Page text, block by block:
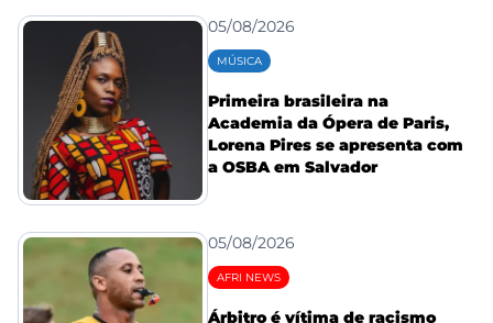
05/08/2026
MÚSICA
Primeira brasileira na
Academia da Ópera de Paris,
Lorena Pires se apresenta com
a OSBA em Salvador
05/08/2026
AFRI NEWS
Árbitro é vítima de racismo